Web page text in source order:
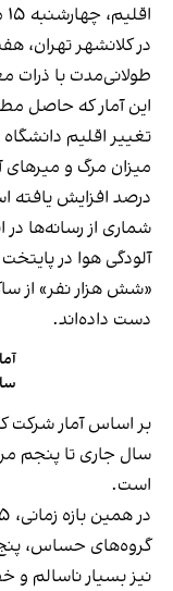
طولانی‌مدت با ذرات
این آمار که حاصل
تغییر اقلیم
درصد افزایش یافته
شماری از رسانه‌ها در
آلودگی هوا در پایتخت
«شش هزار نفر» از
دست داده‌اند.
بر اساس آمار شرکت
سال جاری تا پنجم
است.
گروه‌های حساس، پنج
نیز بسیار ناسالم و